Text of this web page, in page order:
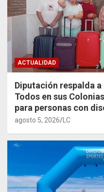
ACTUALIDAD
Diputación respalda
Todos en sus
para personas con
agosto 5, 2026 LC